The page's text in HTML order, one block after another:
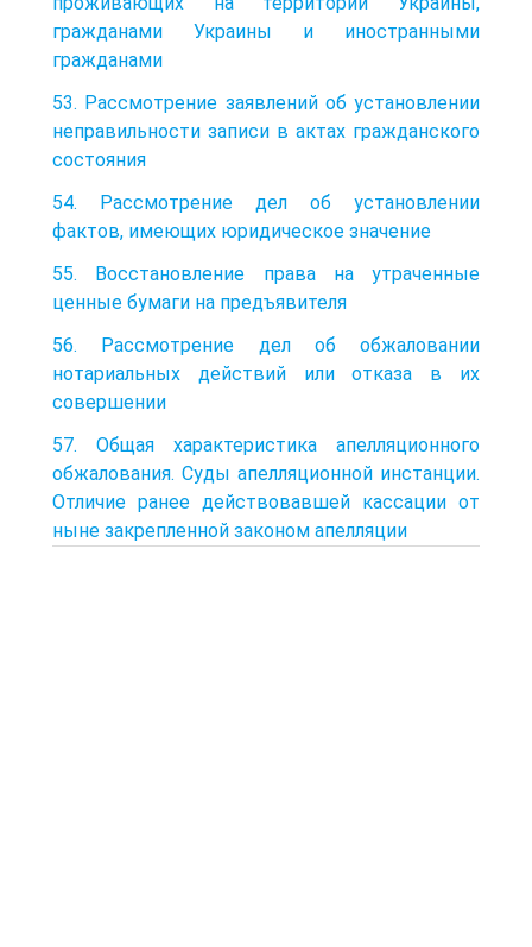
гражданами Украины и иностранными
гражданами
53. Рассмотрение заявлений об установлении
неправильности записи в актах гражданского
состояния
54. Рассмотрение дел об установлении
фактов, имеющих юридическое значение
55. Восстановление права на утраченные
ценные бумаги на предъявителя
56. Рассмотрение дел об обжаловании
нотариальных действий или отказа в их
совершении
57. Общая характеристика апелляционного
обжалования. Суды апелляционной инстанции.
Отличие ранее действовавшей кассации от
ныне закрепленной законом апелляции